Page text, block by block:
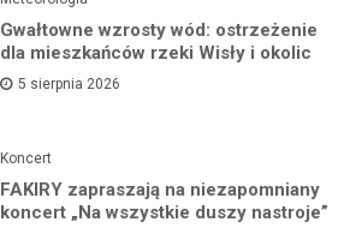
Gwałtowne wzrosty wód: ostrzeżenie
dla mieszkańców rzeki Wisły i okolic
5 sierpnia 2026
Koncert
FAKIRY zapraszają na niezapomniany
koncert „Na wszystkie duszy nastroje”